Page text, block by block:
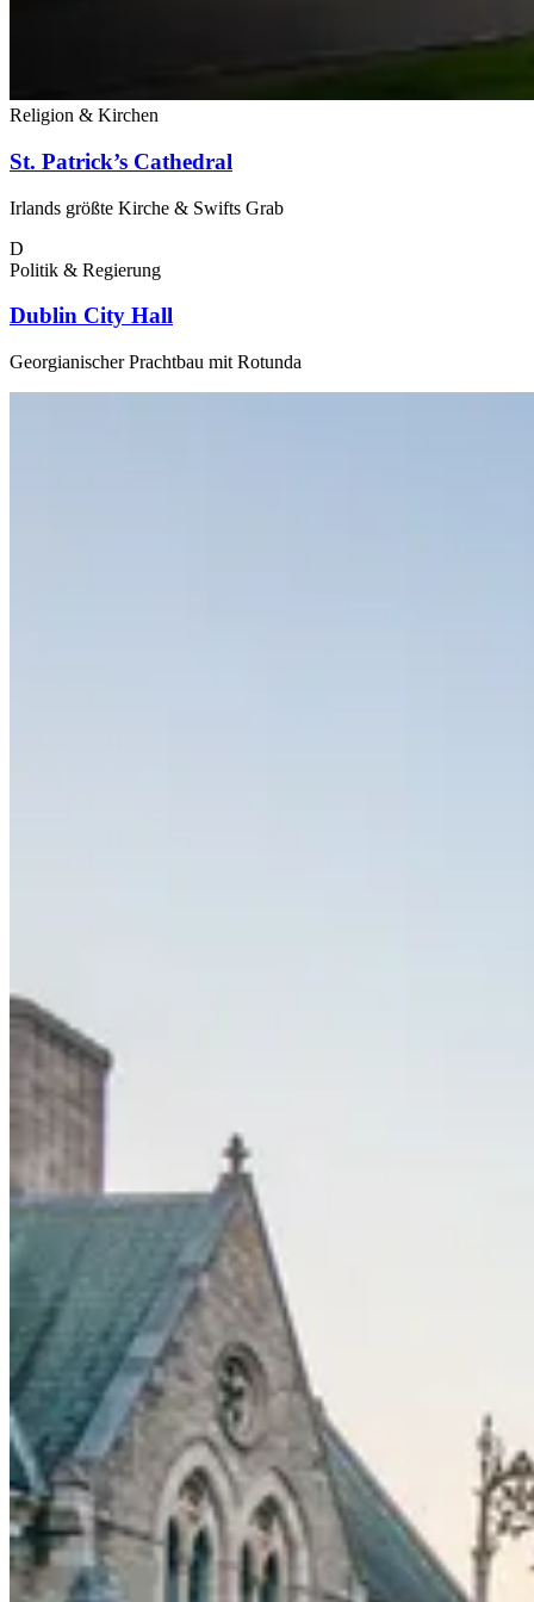
Religion & Kirchen
St. Patrick’s Cathedral
Irlands größte Kirche & Swifts Grab
D
Politik & Regierung
Dublin City Hall
Georgianischer Prachtbau mit Rotunda